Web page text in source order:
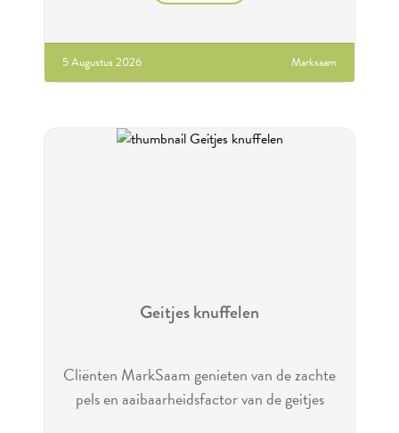
5 Augustus 2026 Marksaam
Geitjes knuffelen
Cliënten MarkSaam genieten van de zachte
pels en aaibaarheidsfactor van de geitjes